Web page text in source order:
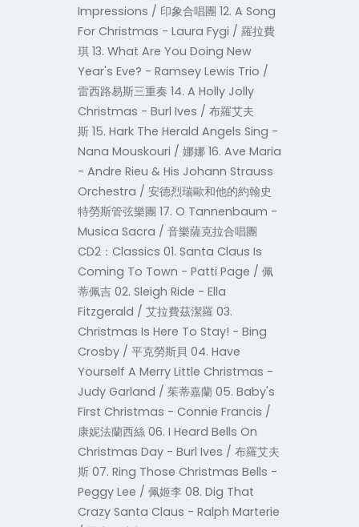
Impressions / 印象合唱團 12. A Song
For Christmas - Laura Fygi / 羅拉費
琪 13. What Are You Doing New
Year's Eve? - Ramsey Lewis Trio /
雷西路易斯三重奏 14. A Holly Jolly
Christmas - Burl Ives / 布羅艾夫
斯 15. Hark The Herald Angels Sing -
Nana Mouskouri / 娜娜 16. Ave Maria
- Andre Rieu & His Johann Strauss
Orchestra / 安德烈瑞歐和他的約翰史
特勞斯管弦樂團 17. O Tannenbaum -
Musica Sacra / 音樂薩克拉合唱團
CD2：Classics 01. Santa Claus Is
Coming To Town - Patti Page / 佩
蒂佩吉 02. Sleigh Ride - Ella
Fitzgerald / 艾拉費茲潔羅 03.
Christmas Is Here To Stay! - Bing
Crosby / 平克勞斯貝 04. Have
Yourself A Merry Little Christmas -
Judy Garland / 茱蒂嘉蘭 05. Baby's
First Christmas - Connie Francis /
康妮法蘭西絲 06. I Heard Bells On
Christmas Day - Burl Ives / 布羅艾夫
斯 07. Ring Those Christmas Bells -
Peggy Lee / 佩姬李 08. Dig That
Crazy Santa Claus - Ralph Marterie